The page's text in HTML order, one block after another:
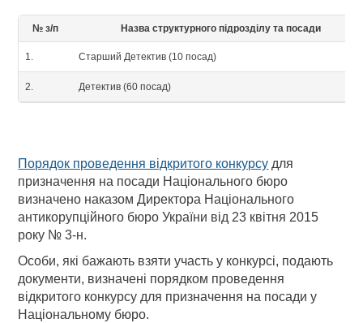
№ з/п Назва структурного підрозділу та посади
1. Старший Детектив (10 посад)
2. Детектив (60 посад)
Порядок проведення відкритого конкурсу для
призначення на посади Національного бюро
визначено наказом Директора Національного
антикорупційного бюро України від 23 квітня 2015
року № 3-н.
Особи, які бажають взяти участь у конкурсі, подають
документи, визначені порядком проведення
відкритого конкурсу для призначення на посади у
Національному бюро.